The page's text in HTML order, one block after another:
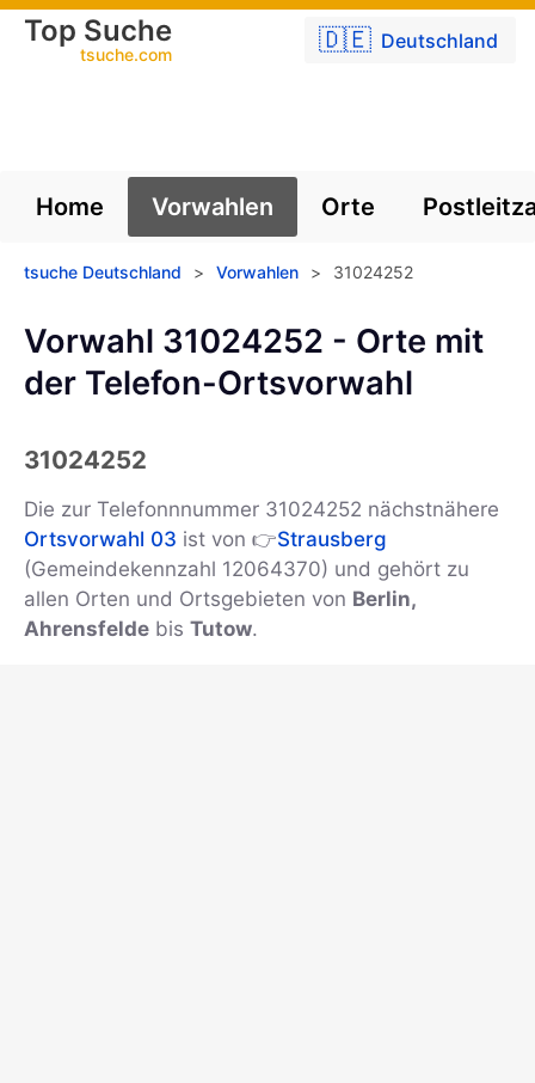
🇩🇪 Deutschland
Top Suche
tsuche.com
Home Vorwahlen Orte
tsuche Deutschland > Vorwahlen > 31024252
Vorwahl 31024252 - Orte mit
der Telefon-Ortsvorwahl
31024252
Die zur Telefonnnummer 31024252 nächstnähere
Ortsvorwahl 03 ist von 👉Strausberg
(Gemeindekennzahl 12064370) und gehört zu
allen Orten und Ortsgebieten von Berlin,
Ahrensfelde bis Tutow.